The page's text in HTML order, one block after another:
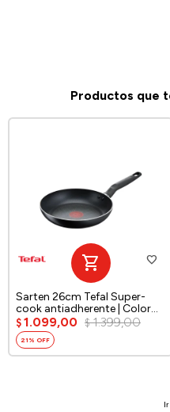
Productos que
Sarten 26cm Tefal Super-
cook antiadherente | Color
negro.
$ 1.099,00 $ 1.399,00
21